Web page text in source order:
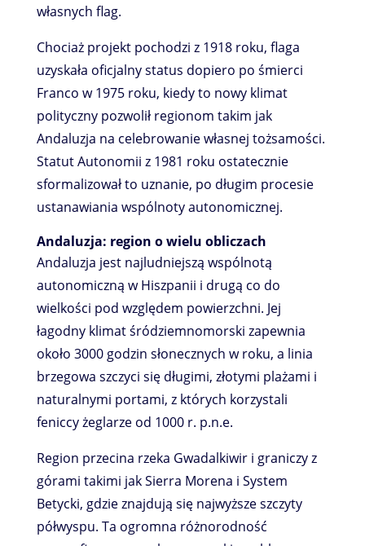
własnych flag.
Chociaż projekt pochodzi z 1918 roku, flaga
uzyskała oficjalny status dopiero po śmierci
Franco w 1975 roku, kiedy to nowy klimat
polityczny pozwolił regionom takim jak
Andaluzja na celebrowanie własnej tożsamości.
Statut Autonomii z 1981 roku ostatecznie
sformalizował to uznanie, po długim procesie
ustanawiania wspólnoty autonomicznej.
Andaluzja: region o wielu obliczach
Andaluzja jest najludniejszą wspólnotą
autonomiczną w Hiszpanii i drugą co do
wielkości pod względem powierzchni. Jej
łagodny klimat śródziemnomorski zapewnia
około 3000 godzin słonecznych w roku, a linia
brzegowa szczyci się długimi, złotymi plażami i
naturalnymi portami, z których korzystali
feniccy żeglarze od 1000 r. p.n.e.
Region przecina rzeka Gwadalkiwir i graniczy z
górami takimi jak Sierra Morena i System
Betycki, gdzie znajdują się najwyższe szczyty
półwyspu. Ta ogromna różnorodność